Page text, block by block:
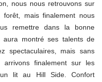
nous nous retrouvons sur
mais finalement nous
remettre dans la bonne
aura montré ses talents de
spectaculaires, mais sans
finalement sur les
lit au Hill Side. Confort